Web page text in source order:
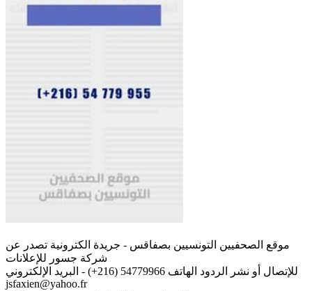
موقع الصحفيين التونسيين بصفاقس - جريدة الكترونية تصدر عن
شركة جسور للإعلانات
للإتصال أو نشر الردود الهاتف 54779966 (216+) - البريد الإلكتروني
jsfaxien@yahoo.fr